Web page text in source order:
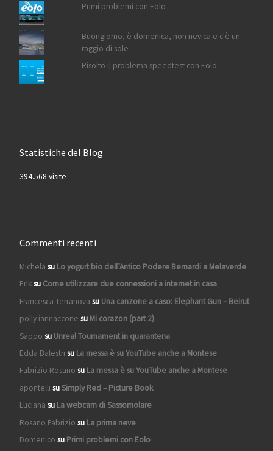
Primi problemi con Eolo
Buongiorno, è domenica, non nevica e c'è un
raggio di sole
Risolto il problema speedtest con Eolo
Statistiche del Blog
394.568 visite
Commenti recenti
Michela su Lo yogurt bio dell’Antico Podere Bernardi a Melaverde
Eriksu Come utilizzare due connessioni a internet in casa
Francesca Terranova su Una canzone a caso: Elephant Gun – Beirut
polly iannaccone su Mi corazon (part 2)
Sappo su Unreal Tournament in quarantena
Edda Balestri su La messa è su YouTube anche a Montese
Fabrizio Rosano su La messa è su YouTube anche a Montese
apontelli suSimply Red – Picture Book
Luciana su La webcam di Sassomolare
Rosano Fabrizio su La prima neve
Domenico su Primi problemi con Eolo